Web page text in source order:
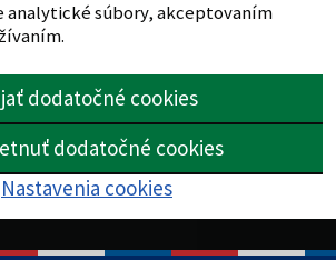
analytické súbory, akceptovaním
dodatočné cookies
dodatočné cookies
Nastavenia cookies